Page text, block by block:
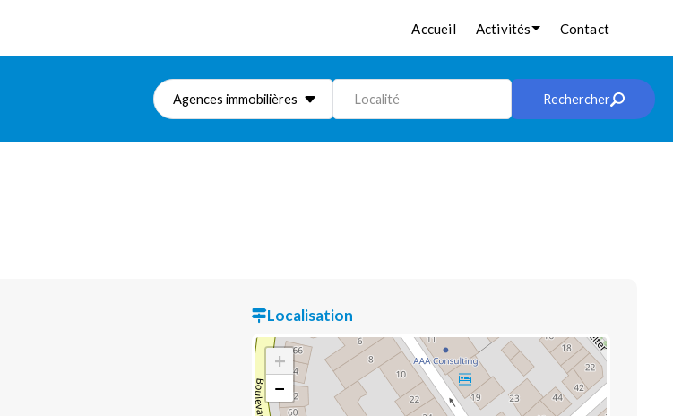
Accueil Activités Contact
Agences immobilières Localité Rechercher
Localisation
+
−